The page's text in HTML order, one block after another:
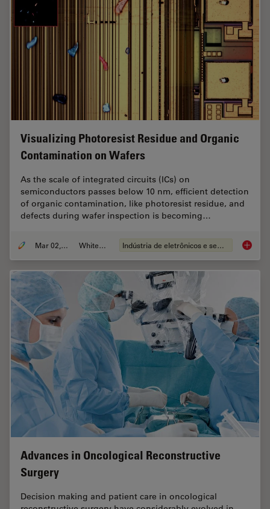
Visualizing Photoresist Residue and Organic
Contamination on Wafers
As the scale of integrated circuits (ICs) on
semiconductors passes below 10 nm, efficient detection
of organic contamination, like photoresist residue, and
defects during wafer inspection is becoming…
Mar 02, 2026 Whitepaper Indústria de eletrônicos e semicondutores
Advances in Oncological Reconstructive
Surgery
Decision making and patient care in oncological